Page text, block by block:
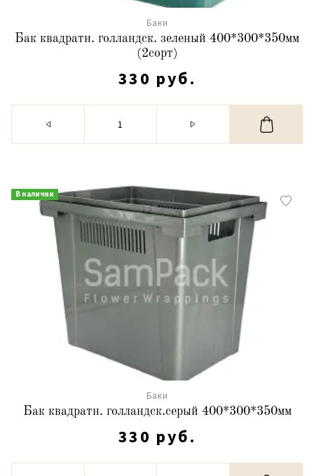
Баки
Бак квадратн. голландск. зеленый 400*300*350мм
(2сорт)
330 руб.
В наличии
Баки
Бак квадратн. голландск.серый 400*300*350мм
330 руб.